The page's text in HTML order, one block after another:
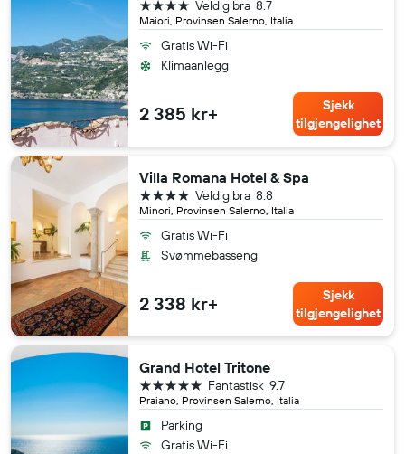
Maiori, Provinsen Salerno, Italia
8.7
Veldig bra
4 stjerner
Gratis Wi-Fi
Klimaanlegg
2 385 kr+
Sjekk
tilgjengelighet
Villa Romana Hotel & Spa
Minori, Provinsen Salerno, Italia
8.8
Veldig bra
4 stjerner
Gratis Wi-Fi
Svømmebasseng
2 338 kr+
Sjekk
tilgjengelighet
Grand Hotel Tritone
Praiano, Provinsen Salerno, Italia
9.7
Fantastisk
5 stjerner
Parking
Gratis Wi-Fi